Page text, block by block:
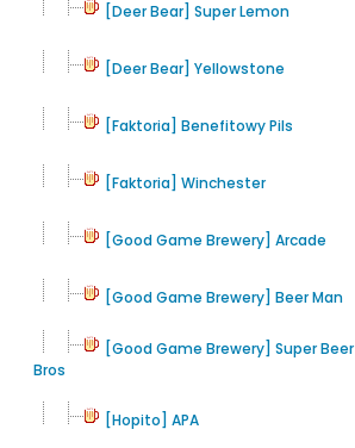
[Deer Bear] Super Lemon
[Deer Bear] Yellowstone
[Faktoria] Benefitowy Pils
[Faktoria] Winchester
[Good Game Brewery] Arcade
[Good Game Brewery] Beer Man
[Good Game Brewery] Super Beer
Bros
[Hopito] APA